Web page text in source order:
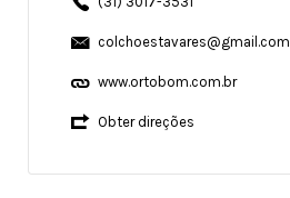
colchoestavares@gmail.com
www.ortobom.com.br
Obter direções